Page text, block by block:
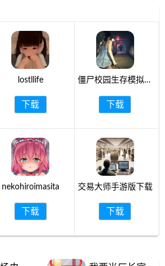
lostllife
下载
僵尸校园生存模拟最
下载
nekohiroimasita
下载
交易大师手游版下载
下载